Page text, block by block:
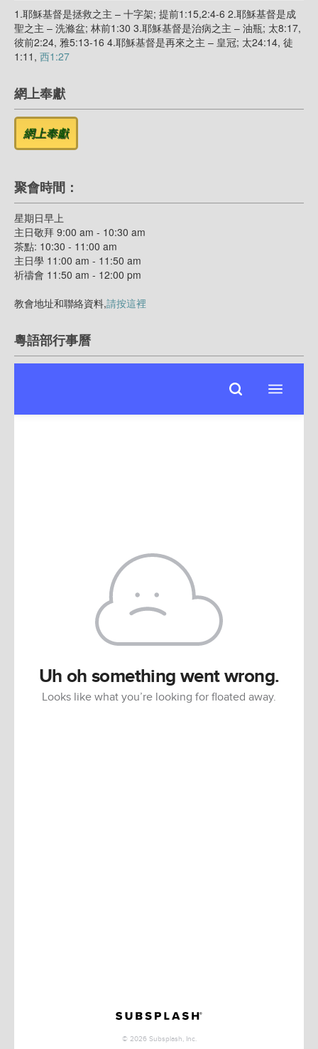
1.耶穌基督是拯救之主 – 十字架; 提前1:15,2:4-6 2.耶穌基督是成
聖之主 – 洗滌盆; 林前1:30 3.耶穌基督是治病之主 – 油瓶; 太8:17,
彼前2:24, 雅5:13-16 4.耶穌基督是再來之主 – 皇冠; 太24:14, 徒
1:11, 西1:27
網上奉獻
聚會時間：
星期日早上
主日敬拜 9:00 am - 10:30 am
茶點: 10:30 - 11:00 am
主日學 11:00 am - 11:50 am
祈禱會 11:50 am - 12:00 pm
教會地址和聯絡資料,請按這裡
粵語部行事曆